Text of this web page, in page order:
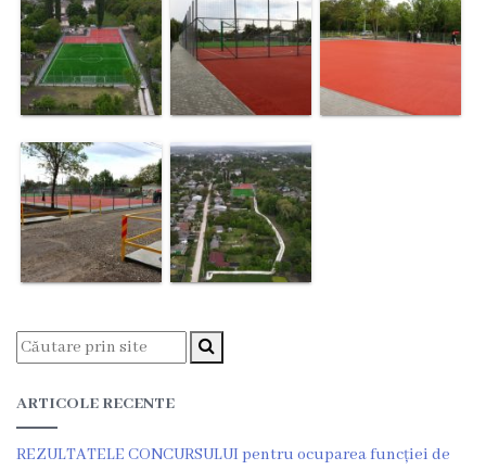
Regulamentul
consiliului
Deciziile
consiliului
Transparență
Bugetul
Strategia
de
dezvoltare
ARTICOLE RECENTE
REZULTATELE CONCURSULUI pentru ocuparea funcției de